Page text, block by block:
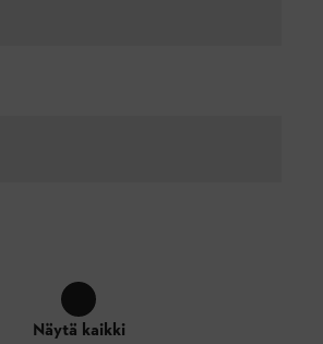
Näytä kaikki